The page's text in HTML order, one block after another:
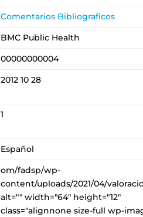
Comentarios Bibliograficos
BMC Public Health
00000000004
2012 10 28
1
Español
om/fadsp/wp-
content/uploads/2021/04/
alt="" width="64" height="12"
class="alignnone size-full wp-